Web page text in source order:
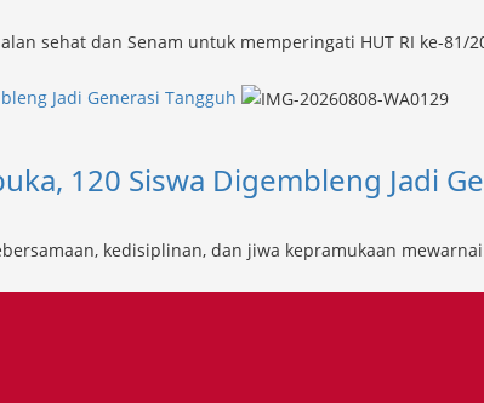
sehat dan Senam untuk memperingati HUT RI ke-81/
Jadi Generasi Tangguh
120 Siswa Digembleng Jadi
kedisiplinan, dan jiwa kepramukaan